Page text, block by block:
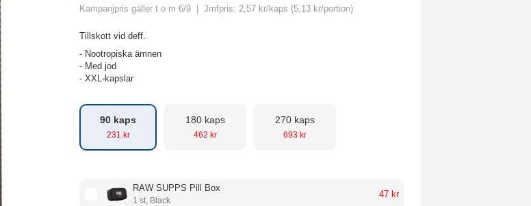
Kampanjpris gäller t o m 6/9 Jmfpris: 2,57 kr/kaps (5,13 kr/portion)
Tillskott vid deff.
- Nootropiska ämnen
- Med jod
- XXL-kapslar
90 kaps
231 kr
180 kaps
462 kr
270 kaps
693 kr
RAW SUPPS Pill Box
1 st, Black
47 kr